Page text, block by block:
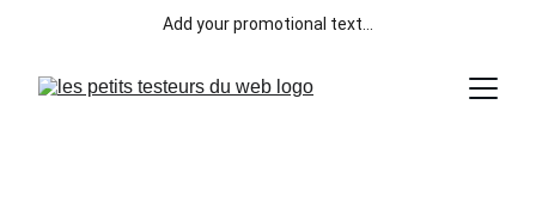
Add your promotional text...